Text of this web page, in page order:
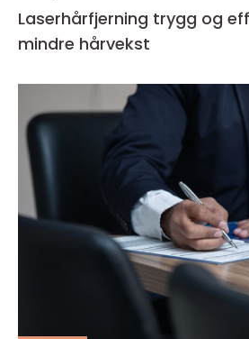
Laserhårfjerning trygg og effektiv vei til
mindre hårvekst